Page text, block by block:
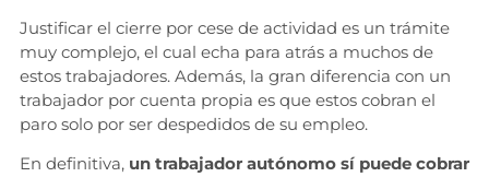
Justificar el cierre por cese de actividad es un trámite
muy complejo, el cual echa para atrás a muchos de
estos trabajadores. Además, la gran diferencia con un
trabajador por cuenta propia es que estos cobran el
paro solo por ser despedidos de su empleo.
En definitiva, un trabajador autónomo sí puede cobrar